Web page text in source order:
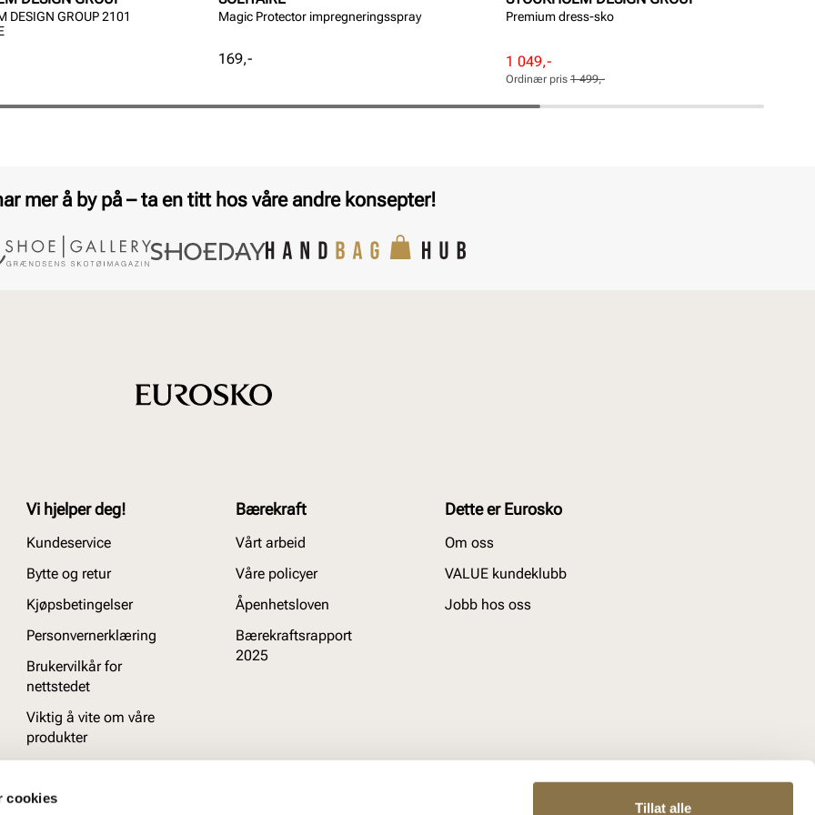
cookies
Tillat alle
DESIGN GROUP 2101
Magic Protector impregneringsspray
Pris
169,-
Premium dress-sko
Rabattert
pris
Pris
1 049,-
Ordinær
pris
Pris
Ordinær pris 1 499,-
mer å by på – ta en titt hos våre andre konsepter!
Vi hjelper deg!
Kundeservice
Bytte og retur
Kjøpsbetingelser
Personvernerklæring
Brukervilkår for
nettstedet
Viktig å vite om våre
produkter
Bærekraft
Vårt arbeid
Våre policyer
Åpenhetsloven
Bærekraftsrapport
2025
Dette er Eurosko
Om oss
VALUE kundeklubb
Jobb hos oss